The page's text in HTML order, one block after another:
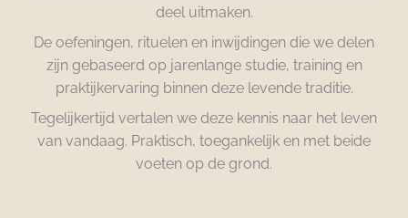
deel uitmaken.
De oefeningen, rituelen en inwijdingen die we delen
zijn gebaseerd op jarenlange studie, training en
praktijkervaring binnen deze levende traditie.
Tegelijkertijd vertalen we deze kennis naar het leven
van vandaag. Praktisch, toegankelijk en met beide
voeten op de grond.